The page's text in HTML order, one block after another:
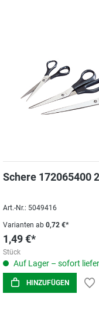
Schere 172065400
Art.-Nr.: 5049416
Varianten ab0,72 €*
1,49 €*
Stück
Auf Lager – sofort
HINZUFÜGEN